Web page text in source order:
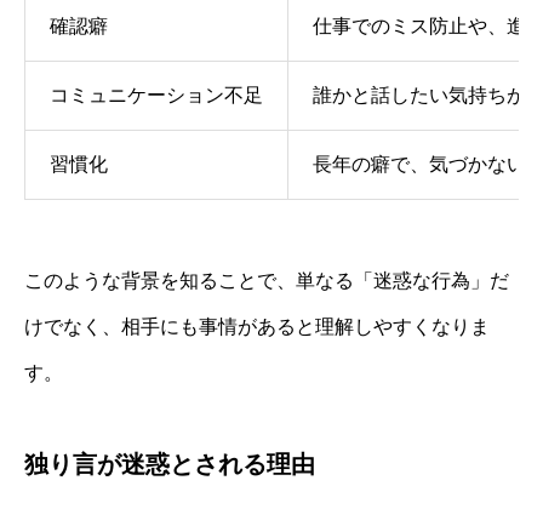
確認癖 仕事でのミス防止や、進
コミュニケーション不足 誰かと話したい気持ちが
習慣化 長年の癖で、気づかない
このような背景を知ることで、単なる「迷惑な行為」だ
けでなく、相手にも事情があると理解しやすくなりま
す。
独り言が迷惑とされる理由